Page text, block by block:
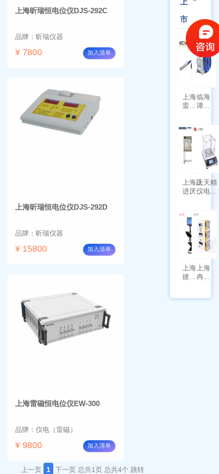
上海昕瑞恒电位仪DJS-292C
品牌：昕瑞仪器
¥ 7800 加入清单
上海昕瑞恒电位仪DJS-292D
品牌：昕瑞仪器
¥ 15800 加入清单
上海雷磁恒电位仪EW-300
品牌：仪电（雷磁）
¥ 9800 加入清单
上一页 1 下一页 总共1页 总共4个 跳转
市
上海
雷磁
符合
新国
标带
功能
临海
谭氏
干式
泵
SPL-
10
上海跃
进厌氧
培养箱
III-T
上天精
仪电子
带审计
追踪功
能
上海
彼爱
姆视
上海
冉绘
大容